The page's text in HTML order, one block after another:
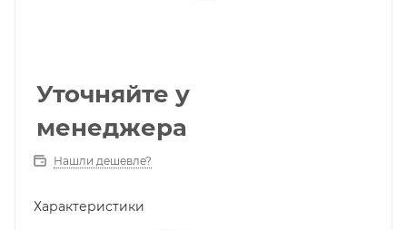
Уточняйте у
менеджера
Нашли дешевле?
Характеристики